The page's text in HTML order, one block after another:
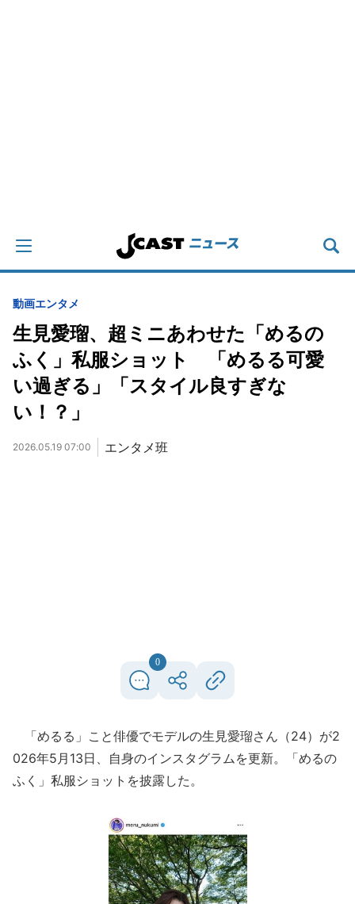
動画エンタメ
生見愛瑠、超ミニあわせた「めるの
ふく」私服ショット 「めるる可愛
い過ぎる」「スタイル良すぎな
い！？」
2026.05.19 07:00 エンタメ班
0
「めるる」こと俳優でモデルの生見愛瑠さん（24）が2
026年5月13日、自身のインスタグラムを更新。「めるの
ふく」私服ショットを披露した。